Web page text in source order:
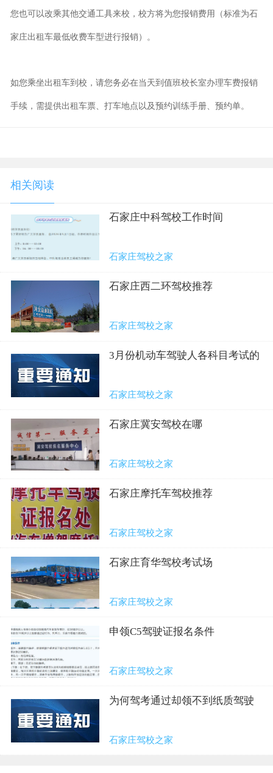
您也可以改乘其他交通工具来校，校方将为您报销费用（标准为石
家庄出租车最低收费车型进行报销）。
如您乘坐出租车到校，请您务必在当天到值班校长室办理车费报销
手续，需提供出租车票、打车地点以及预约训练手册、预约单。
相关阅读
石家庄中科驾校工作时间
石家庄驾校之家
石家庄西二环驾校推荐
石家庄驾校之家
3月份机动车驾驶人各科目考试的
石家庄驾校之家
石家庄冀安驾校在哪
石家庄驾校之家
石家庄摩托车驾校推荐
石家庄驾校之家
石家庄育华驾校考试场
石家庄驾校之家
申领C5驾驶证报名条件
石家庄驾校之家
为何驾考通过却领不到纸质驾驶
石家庄驾校之家